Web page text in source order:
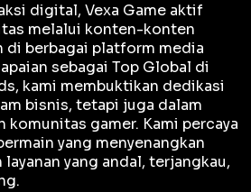
digital, Vexa Game aktif
melalui konten-konten
di berbagai platform media
sebagai Top Global di
kami membuktikan dedikasi
bisnis, tetapi juga dalam
gamer. Kami percaya
yang menyenangkan
yang andal, terjangkau,